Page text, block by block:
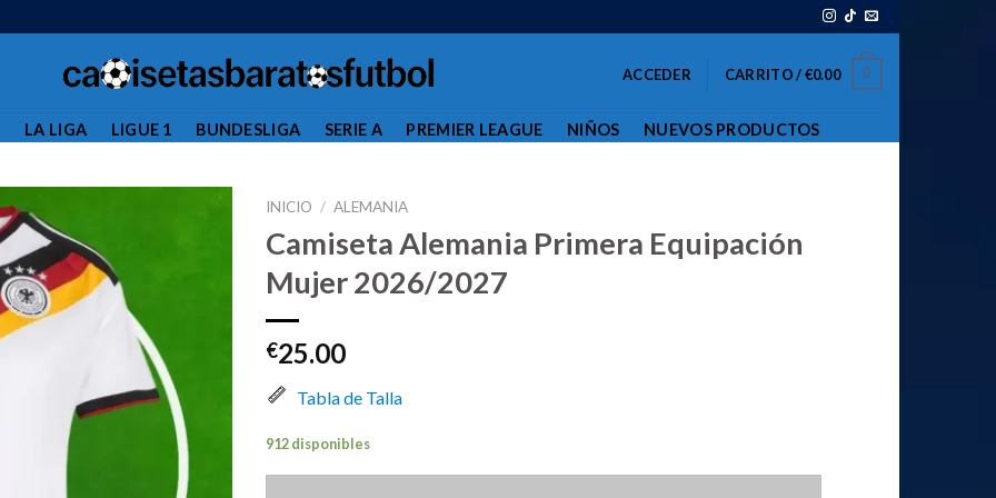
ACCEDER CARRITO /€0.00 0
LA LIGA LIGUE 1 BUNDESLIGA SERIE A PREMIER LEAGUE NIÑOS NUEVOS PRODUCTOS
INICIO / ALEMANIA
Camiseta Alemania Primera Equipación
Mujer 2026/2027
€25.00
Tabla de Talla
912 disponibles